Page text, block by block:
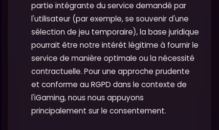
partie intégrante du service demandé par
l'utilisateur (par exemple, se souvenir d'une
sélection de jeu temporaire), la base juridique
pourrait être notre intérêt légitime à fournir le
service de manière optimale ou la nécessité
contractuelle. Pour une approche prudente
et conforme au RGPD dans le contexte de
l'iGaming, nous nous appuyons
principalement sur le consentement.